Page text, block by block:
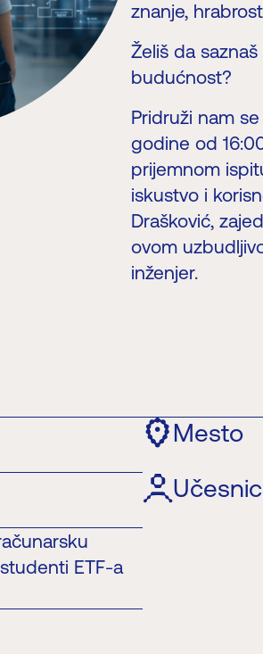
znanje,
Želiš da
budućnost?
Pridruži nam
godine od
prijemnom
iskustvo i
Drašković,
ovom
inženjer.
Mesto
ETF-a